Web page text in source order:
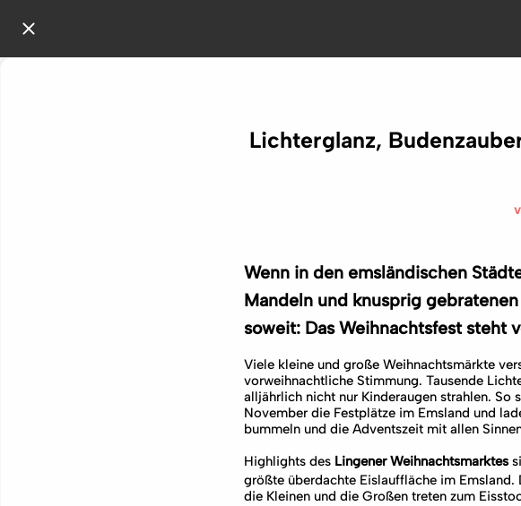
Lichterglanz,
Wenn in den emsländischen
Mandeln und knusprig
soweit: Das Weihnachtsfest steht
Viele kleine und große Weihnachtsmärkte
vorweihnachtliche Stimmung. Tausende
alljährlich nicht nur Kinderaugen strahlen. So
November die Festplätze im Emsland und
bummeln und die Adventszeit mit allen
Highlights des Lingener Weihnachtsmarktes
größte überdachte Eislauffläche im
die Kleinen und die Großen treten zum